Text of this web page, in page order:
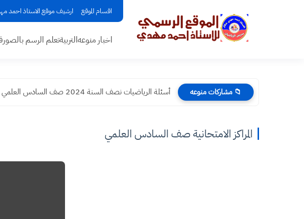
اقسام الموقع ارشيف موقع الاستاذ احمد
اخبار منوعهالتربيةتعلم الرسم بالصور
📁 مشاركات منوعه أسئلة الرياضيات نصف السنة 2024 صف السادس العلمي
المراكز الامتحانية صف السادس العلمي